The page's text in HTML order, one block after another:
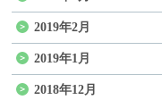
2019年2月
2019年1月
2018年12月